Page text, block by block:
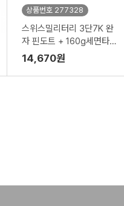
상품번호 277328
스위스밀리터리 3단7K 완
자 핀도트 + 160g세면타올
세트
14,670원